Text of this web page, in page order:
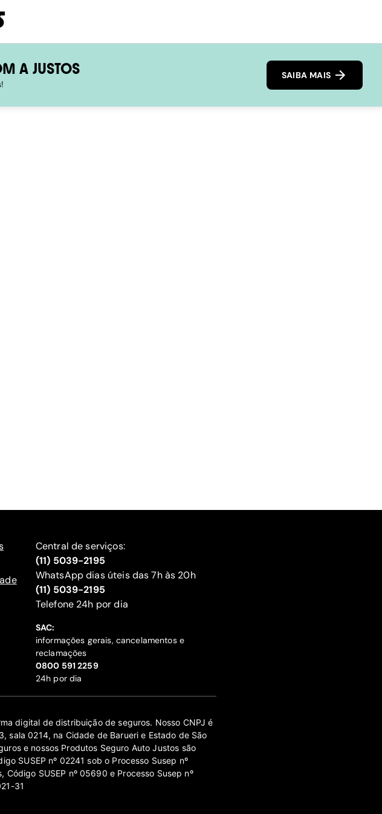
A JUSTOS SAIBA MAIS
Central de serviços:
(11) 5039-2195
WhatsApp dias úteis das 7h às 20h
(11) 5039-2195
‍Telefone 24h por dia
SAC:
informações gerais, cancelamentos e
reclamações
‍0800 591 2259
24h por dia
digital de distribuição de seguros. Nosso CNPJ é
sala 0214, na Cidade de Barueri e Estado de São
e nossos Produtos Seguro Auto Justos são
SUSEP nº 02241 sob o Processo Susep nº
SUSEP nº 05690 e Processo Susep nº
31